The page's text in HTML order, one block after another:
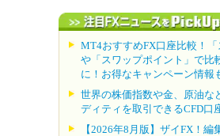
MT4おすすめFX口座比較！「
や「スワップポイント」で比
に！お得なキャンペーン情報
世界の株価指数や金、原油な
ディティを取引できるCFD口
【2026年8月版】ザイFX！編